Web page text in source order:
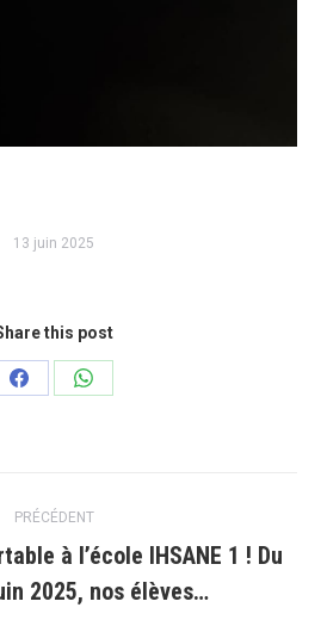
13 juin 2025
this post
PartagerPartager
PRÉCÉDENT
Article
précédent
à l’école IHSANE 1 ! Du
2025, nos élèves…